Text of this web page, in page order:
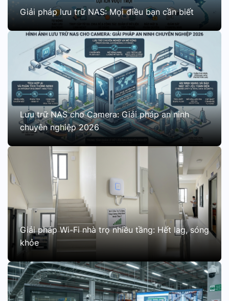
Giải pháp lưu trữ NAS: Mọi điều bạn cần biết
Lưu trữ NAS cho Camera: Giải pháp an ninh
chuyên nghiệp 2026
Giải pháp Wi-Fi nhà trọ nhiều tầng: Hết lag, sóng
khỏe